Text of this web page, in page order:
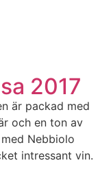
2017
är packad med
och en ton av
Nebbiolo
intressant vin.